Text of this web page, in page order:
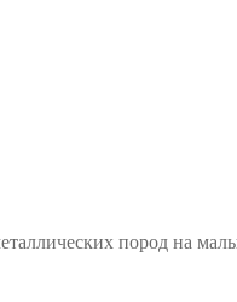
пород на